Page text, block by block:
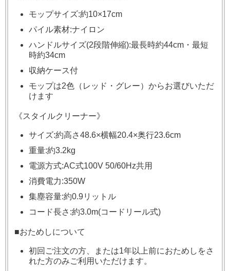
モップサイズ:約10×17cm
パイル素材:ナイロン
ハンドルサイズ(2段階伸縮):最長時約44cm・最短
時約34cm
収納ケース付
モップは2色（レッド・グレー）からお選びいただ
けます
《スタイルクリーナー》
サイズ:約高さ48.6×横幅20.4×奥行23.6cm
重量:約3.2kg
電源方式:AC式100V 50/60Hz共用
消費電力:350W
集塵容量:約0.9リットル
コード長さ:約3.0m(コードリール式)
■おためしについて
初回ご注文の方、または1年以上前におためしをさ
れた方のみご利用いただけます。